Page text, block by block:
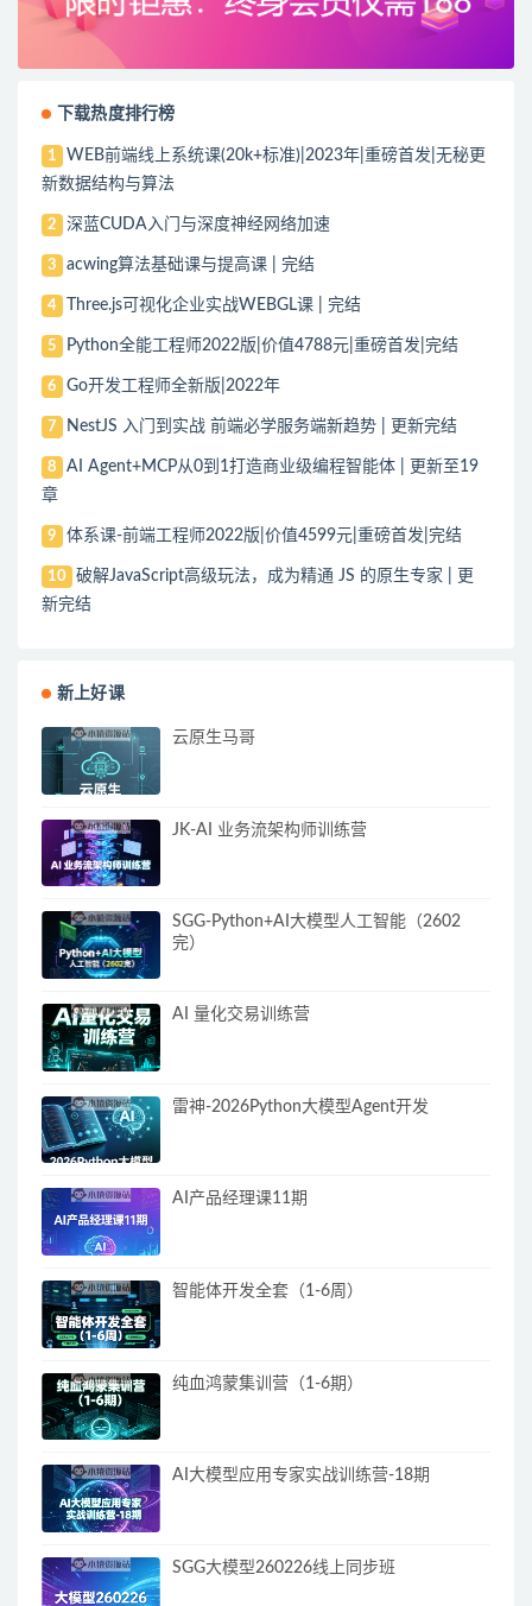
下载热度排行榜
1
WEB前端线上系统课(20k+标准)|2023年|重磅首发|无秘更
新数据结构与算法
2 深蓝CUDA入门与深度神经网络加速
3 acwing算法基础课与提高课 | 完结
4 Three.js可视化企业实战WEBGL课 | 完结
5 Python全能工程师2022版|价值4788元|重磅首发|完结
6 Go开发工程师全新版|2022年
7 NestJS 入门到实战 前端必学服务端新趋势 | 更新完结
8
AI Agent+MCP从0到1打造商业级编程智能体 | 更新至19
章
9 体系课-前端工程师2022版|价值4599元|重磅首发|完结
10
破解JavaScript高级玩法，成为精通 JS 的原生专家 | 更
新完结
新上好课
云原生马哥
JK-AI 业务流架构师训练营
SGG-Python+AI大模型人工智能（2602
完）
AI 量化交易训练营
雷神-2026Python大模型Agent开发
AI产品经理课11期
智能体开发全套（1-6周）
纯血鸿蒙集训营（1-6期）
AI大模型应用专家实战训练营-18期
SGG大模型260226线上同步班